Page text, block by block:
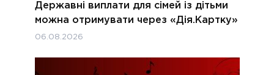
Державні виплати для сімей із дітьми
можна отримувати через «Дія.Картку»
06.08.2026